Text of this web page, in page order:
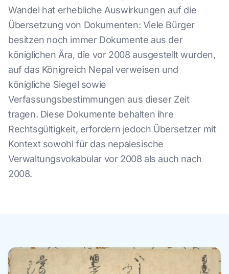
Wandel hat erhebliche Auswirkungen auf die
Übersetzung von Dokumenten: Viele Bürger
besitzen noch immer Dokumente aus der
königlichen Ära, die vor 2008 ausgestellt wurden,
auf das Königreich Nepal verweisen und
königliche Siegel sowie
Verfassungsbestimmungen aus dieser Zeit
tragen. Diese Dokumente behalten ihre
Rechtsgültigkeit, erfordern jedoch Übersetzer mit
Kontext sowohl für das nepalesische
Verwaltungsvokabular vor 2008 als auch nach
2008.